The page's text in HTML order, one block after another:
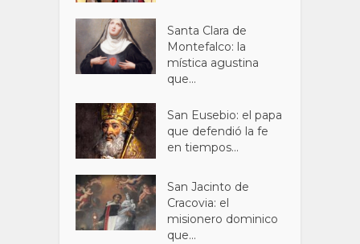
Santa Clara de
Montefalco: la
mística agustina
que...
San Eusebio: el papa
que defendió la fe
en tiempos...
San Jacinto de
Cracovia: el
misionero dominico
que...